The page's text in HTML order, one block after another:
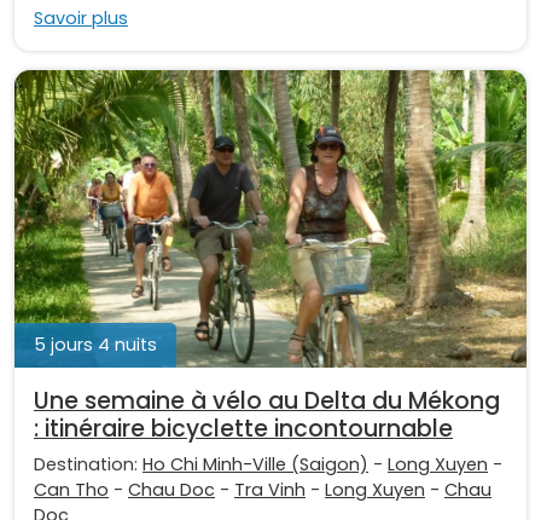
Savoir plus
5 jours 4 nuits
Une semaine à vélo au Delta du Mékong
: itinéraire bicyclette incontournable
Destination: Ho Chi Minh-Ville (Saigon) - Long Xuyen -
Can Tho - Chau Doc - Tra Vinh - Long Xuyen - Chau